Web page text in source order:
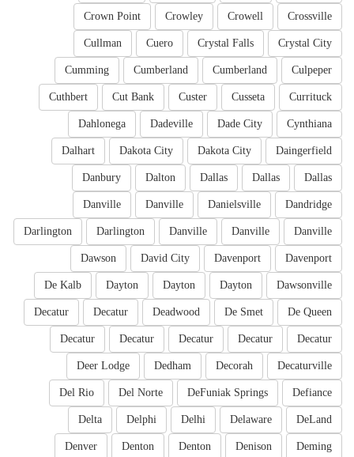
Crossville
Crowell
Crowley
Crown Point
Crystal City
Crystal Falls
Cuero
Cullman
Culpeper
Cumberland
Cumberland
Cumming
Currituck
Cusseta
Custer
Cut Bank
Cuthbert
Cynthiana
Dade City
Dadeville
Dahlonega
Daingerfield
Dakota City
Dakota City
Dalhart
Dallas
Dallas
Dallas
Dalton
Danbury
Dandridge
Danielsville
Danville
Danville
Danville
Danville
Danville
Darlington
Darlington
Davenport
Davenport
David City
Dawson
Dawsonville
Dayton
Dayton
Dayton
De Kalb
De Queen
De Smet
Deadwood
Decatur
Decatur
Decatur
Decatur
Decatur
Decatur
Decatur
Decaturville
Decorah
Dedham
Deer Lodge
Defiance
DeFuniak Springs
Del Norte
Del Rio
DeLand
Delaware
Delhi
Delphi
Delta
Deming
Denison
Denton
Denton
Denver